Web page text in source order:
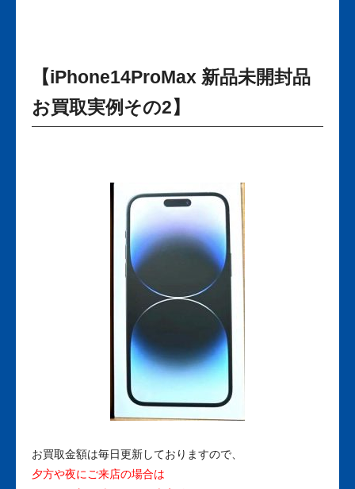
【iPhone14ProMax 新品未開封品
お買取実例その2】
お買取金額は毎日更新しておりますので、
夕方や夜にご来店の場合は